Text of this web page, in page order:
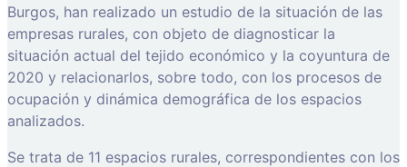
Burgos, han realizado un estudio de la situación de las
empresas rurales, con objeto de diagnosticar la
situación actual del tejido económico y la coyuntura de
2020 y relacionarlos, sobre todo, con los procesos de
ocupación y dinámica demográfica de los espacios
analizados.
Se trata de 11 espacios rurales, correspondientes con los